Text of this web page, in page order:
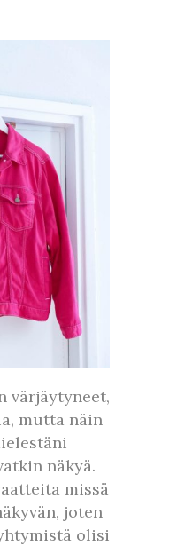
värjäytyneet,
mutta näin
näkyä.
missä
joten
olisi